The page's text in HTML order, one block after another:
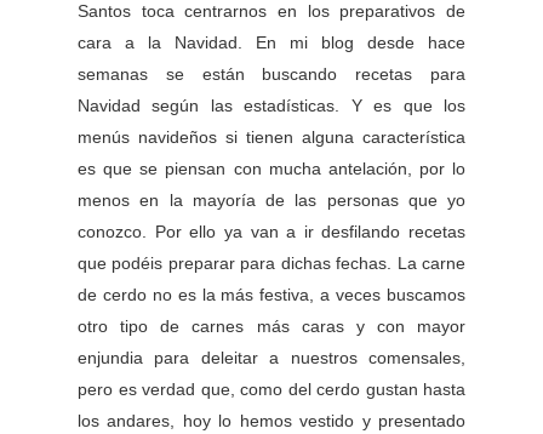
Santos toca centrarnos en los preparativos de
cara a la Navidad. En mi blog desde hace
semanas se están buscando recetas para
Navidad según las estadísticas. Y es que los
menús navideños si tienen alguna característica
es que se piensan con mucha antelación, por lo
menos en la mayoría de las personas que yo
conozco. Por ello ya van a ir desfilando recetas
que podéis preparar para dichas fechas. La carne
de cerdo no es la más festiva, a veces buscamos
otro tipo de carnes más caras y con mayor
enjundia para deleitar a nuestros comensales,
pero es verdad que, como del cerdo gustan hasta
los andares, hoy lo hemos vestido y presentado